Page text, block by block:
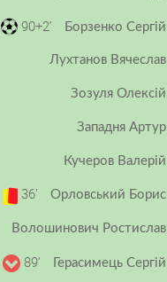
90+2’ Борзенко Сергій
Лухтанов Вячеслав
Зозуля Олексій
Западня Артур
Кучеров Валерій
36’ Орловський Борис
Волошинович Ростислав
89’ Герасимець Сергій